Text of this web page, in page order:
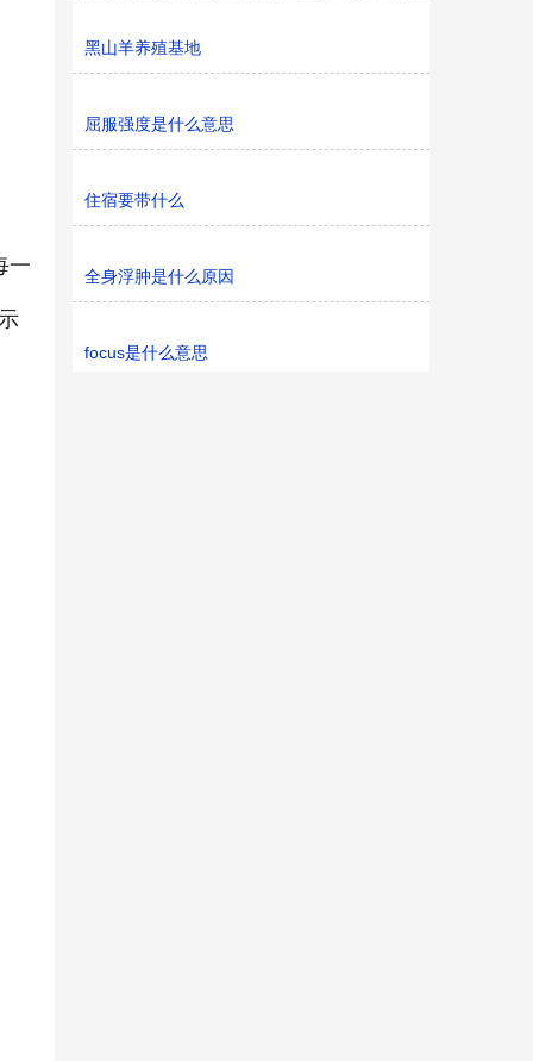
一
黑山羊养殖基地
屈服强度是什么意思
住宿要带什么
全身浮肿是什么原因
focus是什么意思